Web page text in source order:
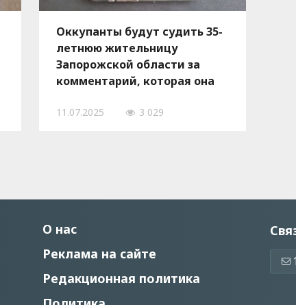
Оккупанты будут судить 35-
летнюю жительницу
Запорожской области за
комментарий, которая она
два года назад
11.07.2025 3 029
О нас
Реклама на сайте
Редакционная политика